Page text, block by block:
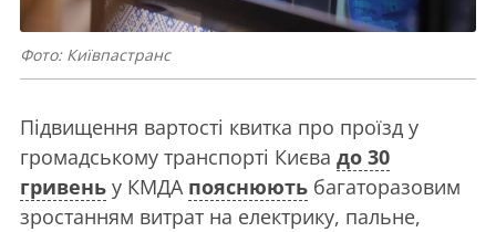
Фото: Київпастранс
Підвищення вартості квитка про проїзд у
громадському транспорті Києва до 30
гривень у КМДА пояснюють багаторазовим
зростанням витрат на електрику, пальне,